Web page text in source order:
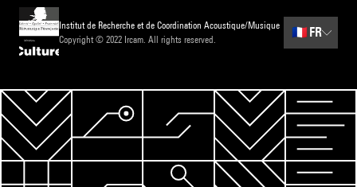
Institut de Recherche et de Coordination Acoustique/Musique
Copyright © 2022 Ircam. All rights reserved.
🇫🇷 FR